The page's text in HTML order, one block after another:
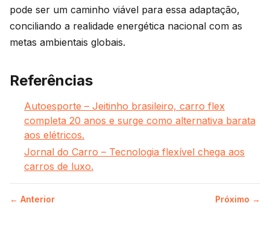
pode ser um caminho viável para essa adaptação,
conciliando a realidade energética nacional com as
metas ambientais globais.
Referências
Autoesporte – Jeitinho brasileiro, carro flex
completa 20 anos e surge como alternativa barata
aos elétricos.
Jornal do Carro – Tecnologia flexível chega aos
carros de luxo.
← Anterior Próximo →